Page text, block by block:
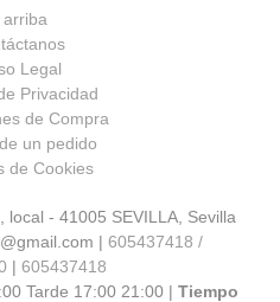
arriba
Legal
Privacidad
de Compra
un pedido
de Cookies
- 41005 SEVILLA, Sevilla
| 605437418 /
| 605437418
Tarde 17:00 21:00 | Tiempo